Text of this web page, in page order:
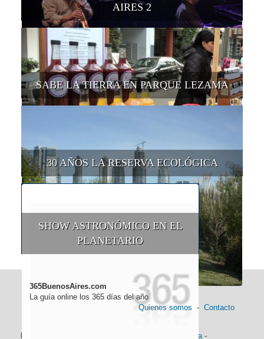
AIRES 2
SABE LA TIERRA EN PARQUE LEZAMA
30 AÑOS LA RESERVA ECOLÓGICA
SHOW ASTRONÓMICO EN EL
PLANETARIO
365BuenosAires.com
La guía online los 365 días del año
Quienes somos - Contacto
Historia -